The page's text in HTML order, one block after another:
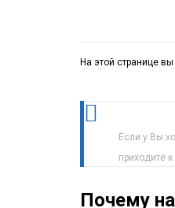
На этой странице
Если у Вы
приходите
Почему